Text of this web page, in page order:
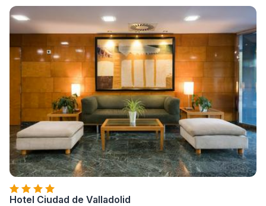
Hotel Ciudad de Valladolid